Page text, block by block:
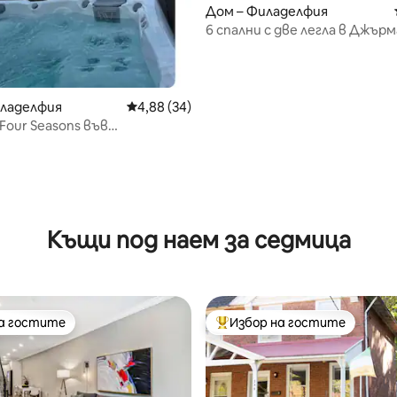
Средна оценка: 4,88 от 5, 34 отзива
4,88 (34)
Seasons във
Дом – Филаделфия
6 спални с две легла в
Къщи под наем за седмица
гостите
гостите Най-популярен избор на
Избор на гостите